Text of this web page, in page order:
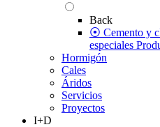
Back
⦿ Cemento y
especiales
Hormigón
Cales
Áridos
Servicios
Proyectos
I+D